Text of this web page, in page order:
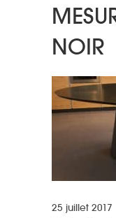
NOIR
25 juillet 2017